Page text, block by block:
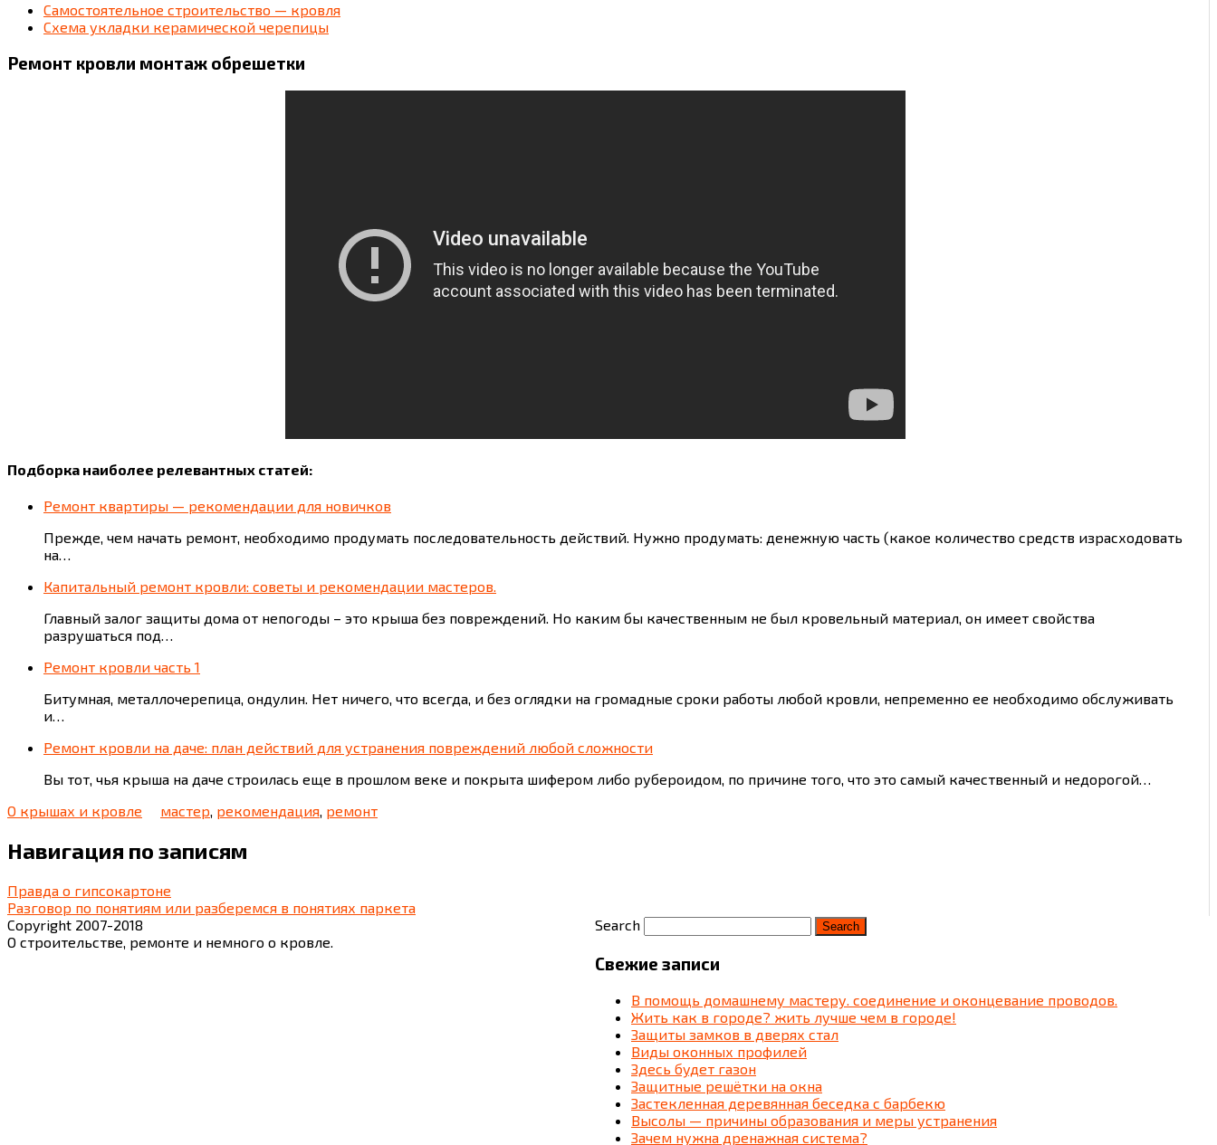
Самостоятельное строительство — кровля
Схема укладки керамической черепицы
Ремонт кровли монтаж обрешетки
Подборка наиболее релевантных статей:
Ремонт квартиры — рекомендации для новичков
Прежде, чем начать ремонт, необходимо продумать последовательность действий. Нужно продумать: денежную часть (какое количество средств израсходовать
на…
Капитальный ремонт кровли: советы и рекомендации мастеров.
Главный залог защиты дома от непогоды – это крыша без повреждений. Но каким бы качественным не был кровельный материал, он имеет свойства
разрушаться под…
Ремонт кровли часть 1
Битумная, металлочерепица, ондулин. Нет ничего, что всегда, и без оглядки на громадные сроки работы любой кровли, непременно ее необходимо обслуживать
и…
Ремонт кровли на даче: план действий для устранения повреждений любой сложности
Вы тот, чья крыша на даче строилась еще в прошлом веке и покрыта шифером либо рубероидом, по причине того, что это самый качественный и недорогой…
О крышах и кровле
мастер, рекомендация, ремонт
Навигация по записям
Правда о гипсокартоне
Разговор по понятиям или разберемся в понятиях паркета
Search
Свежие записи
В помощь домашнему мастеру. соединение и оконцевание проводов.
Жить как в городе? жить лучше чем в городе!
Защиты замков в дверях стал
Виды оконных профилей
Здесь будет газон
Защитные решётки на окна
Застекленная деревянная беседка c барбекю
Высолы — причины образования и меры устранения
Зачем нужна дренажная система?
Copyright 2007-2018
О строительстве, ремонте и немного о кровле.